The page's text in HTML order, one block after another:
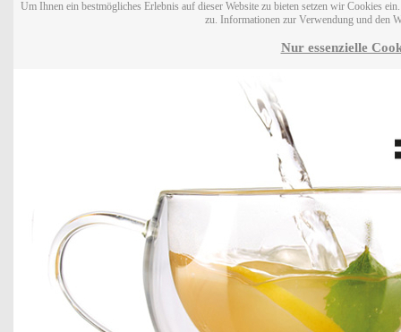
Um Ihnen ein bestmögliches Erlebnis auf dieser Website zu bieten setzen wir Cookies
zu. Informationen zur Verwendung und den
Nur essenzielle